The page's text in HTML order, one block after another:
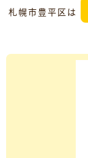
札幌市豊平区は